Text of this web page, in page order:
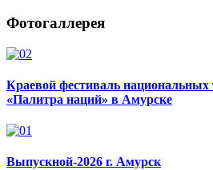
Фотогаллерея
Краевой фестиваль национальных
«Палитра наций» в Амурске
Выпускной-2026 г. Амурск